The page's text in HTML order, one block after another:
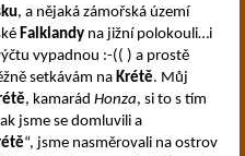
, a nějaká zámořská území
Falklandy na jižní polokouli…i
vypadnou :-(( ) a prostě
setkávám na Krétě. Můj
, kamarád Honza, si to s tím
jsme se domluvili a
“, jsme nasměrovali na ostrov